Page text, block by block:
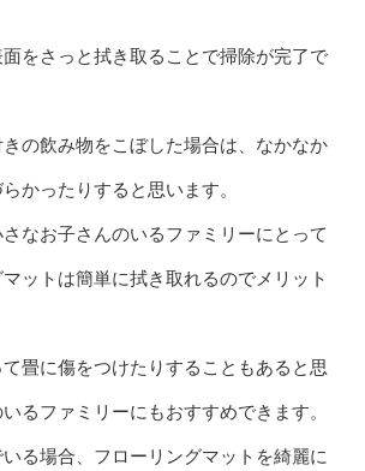
をさっと拭き取ることで掃除が完了で
の飲み物をこぼした場合は、なかなか
かったりすると思います。
なお子さんのいるファミリーにとって
ットは簡単に拭き取れるのでメリット
畳に傷をつけたりすることもあると思
るファミリーにもおすすめできます。
る場合、フローリングマットを綺麗に